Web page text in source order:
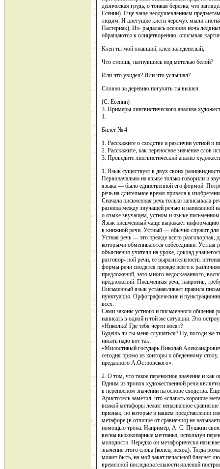
девическая грудь, о тонкая березка, что
Есенин). Еще чаще неодушевленным
людям: И цветущие кисти черемух мыли
Пастернак); Из- рыдалась осенняя ночь
обращаются к олицетворению, описывая
Клен ты мой опавший, клен заледенелый,
Что стоишь, нагнувшись под метелью белой?
Или что увидел? Или что услышал?
Словно за деревню погулять ты вышел.
(С. Есенин)
3. Примеры лингвистического анализа
1.
Билет № 4
1. Расскажите о сходстве и различии устной и
2. Расскажите, как переносное значение слов
3. Проведите лингвистический анализ
1. Язык существует в двух своих
Первоначально на языке только говорили и
языка — было единственной его формой.
речь на длительное время привела к
Сначала письменная речь только записывала
разница между звучащей речью и написанной
о языке звучащем, устном и языке
Язык письменный чаще выражает информацию
в книжной речи. Устный — обычно служит
Устная речь — это прежде всего разговорная,
которыми обмениваются собеседники. Устная
объяснения учителя на уроке, доклад
разговор- ной речи, ее выразительность,
формы речи сводятся прежде всего к
предложений, зато много недосказанного,
предложений. Письменная речь, напротив,
Письменный язык устанавливает правила
пунктуация. Орфографические и
всех.
Сами законы устного и письменного общения
написать в одной и той же ситуации. Это
«Николка! Где тебя черти носят?
Будешь ли ты меня слушаться? Ну, погоди же
писать надо вот так:
«Милостивый государь Николай
сегодня прямо из конторы к обеденному
преданного А.Островского».
2. О том, что такое переносное значение и как
Одним из тропов художественной речи
в переносном значении на основе сходства. Еще
Аристотель заметил, что «слагать хорошие
всякой метафоры лежит неназванное
признак, но которые в нашем представлении
метафоре (в отличие от сравнения) не
помощью тропа. Например, А. С. Пушкин свою
весны высокопарные мечтанья, используя
молодости. Нередко он метафорически
значение этого слова (конец, исход): Тогда
может быть, на мой закат печальной блеснет
временной последовательности явлений